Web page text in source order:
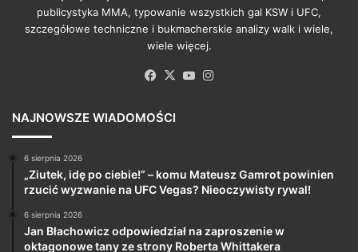
publicystyka MMA, typowanie wszystkich gal KSW i UFC,
szczegółowe techniczne i bukmacherskie analizy walk i wiele,
wiele więcej.
Facebook
X YouTube
NAJNOWSZE WIADOMOŚCI
6 sierpnia 2026
„Ziutek, idę po ciebie!” – komu Mateusz Gamrot powinien
rzucić wyzwanie na UFC Vegas? Nieoczywisty rywal!
6 sierpnia 2026
Jan Błachowicz odpowiedział na zaproszenie w
oktagonowe tany ze strony Roberta Whittakera